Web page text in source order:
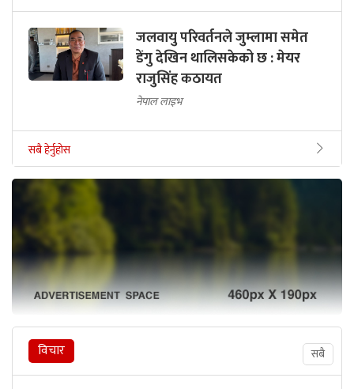
जलवायु परिवर्तनले जुम्लामा समेत
डेंगु देखिन थालिसकेको छ : मेयर
राजुसिंह कठायत
नेपाल लाइभ
सबै हेर्नुहोस
विचार सबै